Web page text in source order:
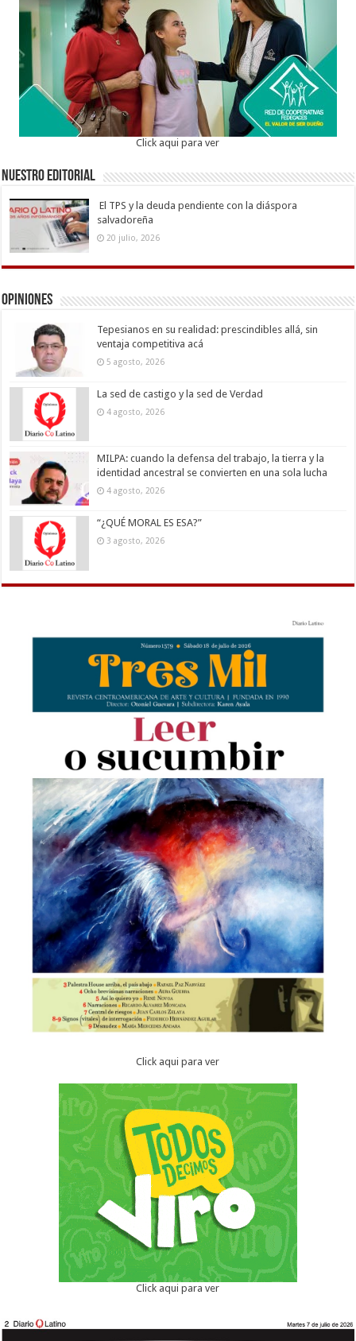
Click aqui para ver
Nuestro Editorial
El TPS y la deuda pendiente con la diáspora
salvadoreña
20 julio, 2026
Opiniones
Tepesianos en su realidad: prescindibles allá, sin
ventaja competitiva acá
5 agosto, 2026
La sed de castigo y la sed de Verdad
4 agosto, 2026
MILPA: cuando la defensa del trabajo, la tierra y la
identidad ancestral se convierten en una sola lucha
4 agosto, 2026
“¿QUÉ MORAL ES ESA?”
3 agosto, 2026
Click aqui para ver
Click aqui para ver